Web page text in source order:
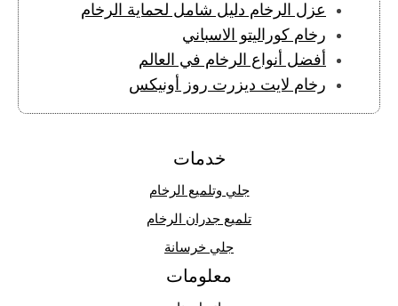
عزل الرخام دليل شامل لحماية الرخام
رخام كوراليتو الاسباني
أفضل أنواع الرخام في العالم
رخام لايت ديزرت روز أونيكس
خدمات
جلي وتلميع الرخام
تلميع جدران الرخام
جلي خرسانة
معلومات